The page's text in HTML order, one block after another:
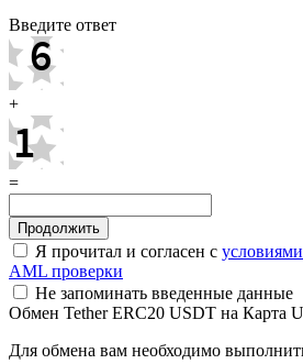
Введите ответ
+
=
Я прочитал и согласен с
AML проверки
Не запоминать введенные данные
Обмен Tether ERC20 USDT на Карта
Для обмена вам необходимо